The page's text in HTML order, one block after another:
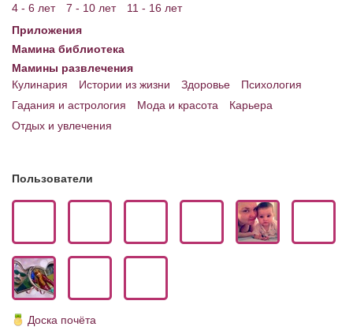
4 - 6 лет
7 - 10 лет
11 - 16 лет
Приложения
Мамина библиотека
Мамины развлечения
Кулинария
Истории из жизни Здоровье
Психология
Гадания и астрология
Мода и красота
Карьера
Отдых и увлечения
Пользователи
Доска почёта